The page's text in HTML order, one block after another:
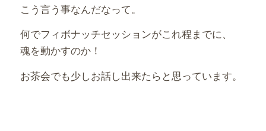
こう言う事なんだなって。
何でフィボナッチセッションがこれ程までに、
魂を動かすのか！
お茶会でも少しお話し出来たらと思っています。